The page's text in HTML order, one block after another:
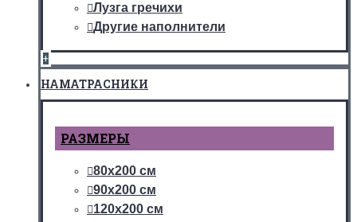
Лузга гречихи
Другие наполнители
+
НАМАТРАСНИКИ
РАЗМЕРЫ
80х200 см
90х200 см
120х200 см